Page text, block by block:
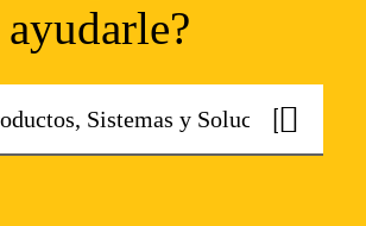
ayudarle?